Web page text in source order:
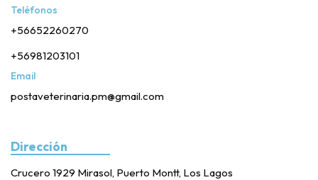
Teléfonos
+56652260270
+56981203101
Email
postaveterinaria.pm@gmail.com
Dirección
Crucero 1929 Mirasol, Puerto Montt, Los Lagos